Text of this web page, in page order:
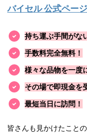
バイセル 公式ページ
持ち運ぶ手間がな
手数料完全無料！
様々な品物を一度
その場で即現金を
最短当日に訪問！
皆さんも見かけたこと